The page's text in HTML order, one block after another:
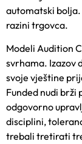
automatski
razini trgovca.
Modeli Audition
svrhama. Izazov
svoje vještine
Funded nudi brži
odgovorno
disciplini,
trebali tretirati